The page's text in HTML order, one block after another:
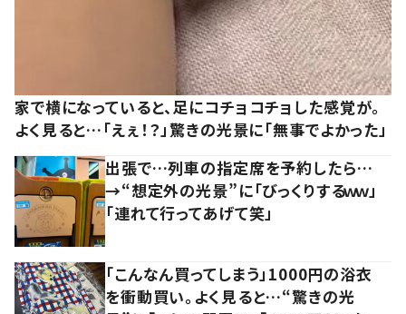
家で横になっていると、足にコチョコチョした感覚が。
よく見ると…「えぇ！？」驚きの光景に「無事でよかった」
出張で…列車の指定席を予約したら…
→“想定外の光景”に「びっくりするｗｗ」
「連れて行ってあげて笑」
「こんなん買ってしまう」1000円の浴衣
を衝動買い。よく見ると…“驚きの光